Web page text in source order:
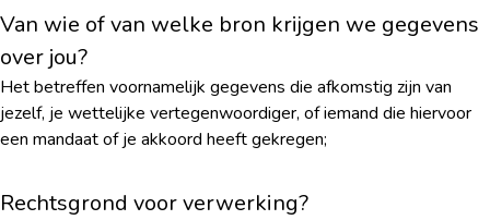
Van wie of van welke bron krijgen we gegevens
over jou?
Het betreffen voornamelijk gegevens die afkomstig zijn van
jezelf, je wettelijke vertegenwoordiger, of iemand die hiervoor
een mandaat of je akkoord heeft gekregen;
Rechtsgrond voor verwerking?